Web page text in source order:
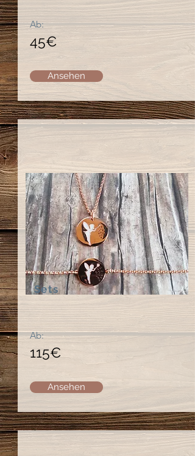
Ab:
45€
Ansehen
Sets
Ab:
115€
Ansehen